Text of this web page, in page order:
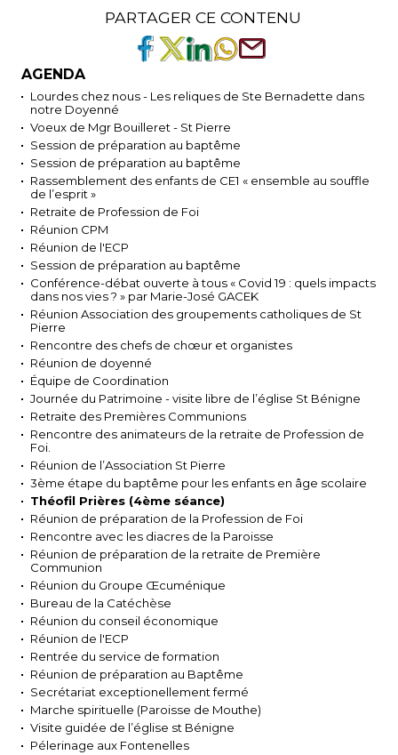
PARTAGER CE CONTENU
AGENDA
Lourdes chez nous - Les reliques de Ste Bernadette dans
notre Doyenné
Voeux de Mgr Bouilleret - St Pierre
Session de préparation au baptême
Session de préparation au baptême
Rassemblement des enfants de CE1 « ensemble au souffle
de l’esprit »
Retraite de Profession de Foi
Réunion CPM
Réunion de l'ECP
Session de préparation au baptême
Conférence-débat ouverte à tous « Covid 19 : quels impacts
dans nos vies ? » par Marie-José GACEK
Réunion Association des groupements catholiques de St
Pierre
Rencontre des chefs de chœur et organistes
Réunion de doyenné
Équipe de Coordination
Journée du Patrimoine - visite libre de l’église St Bénigne
Retraite des Premières Communions
Rencontre des animateurs de la retraite de Profession de
Foi.
Réunion de l’Association St Pierre
3ème étape du baptême pour les enfants en âge scolaire
Théofil Prières (4ème séance)
Réunion de préparation de la Profession de Foi
Rencontre avec les diacres de la Paroisse
Réunion de préparation de la retraite de Première
Communion
Réunion du Groupe Œcuménique
Bureau de la Catéchèse
Réunion du conseil économique
Réunion de l'ECP
Rentrée du service de formation
Réunion de préparation au Baptême
Secrétariat exceptionellement fermé
Marche spirituelle (Paroisse de Mouthe)
Visite guidée de l’église st Bénigne
Pélerinage aux Fontenelles